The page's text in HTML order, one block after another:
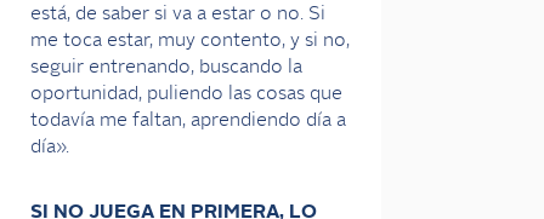
está, de saber si va a estar o no. Si
me toca estar, muy contento, y si no,
seguir entrenando, buscando la
oportunidad, puliendo las cosas que
todavía me faltan, aprendiendo día a
día».
SI NO JUEGA EN PRIMERA, LO